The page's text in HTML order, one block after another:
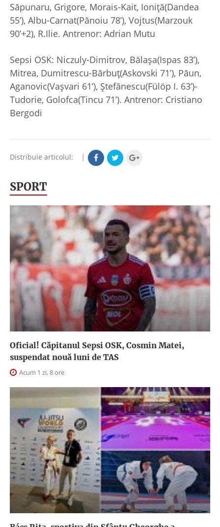
Săpunaru, Grigore, Morais-Kait, Ioniță(Dandea
55’), Albu-Carnat(Pănoiu 78’), Vojtus(Marzouk
90’+2), R.Ilie. Antrenor: Adrian Mutu
Sepsi OSK: Niczuly-Dimitrov, Bălașa(Ispas 83’),
Mitrea, Dumitrescu-Bărbuț(Askovski 71’), Păun,
Aganovic(Vașvari 61’), Ștefănescu(Fülöp I. 63’)-
Tudorie, Golofca(Tincu 71’). Antrenor: Cristiano
Bergodi
Distribuie articolul: |
SPORT
Oficial! Căpitanul Sepsi OSK, Cosmin Matei,
suspendat nouă luni de TAS
Acum 1 zi, 8 ore